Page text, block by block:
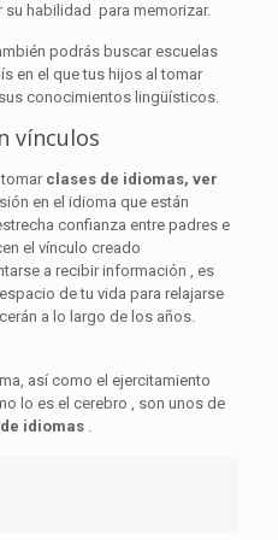
su habilidad para memorizar.
podrás buscar escuelas
en el que tus hijos al tomar
conocimientos lingüísticos.
vínculos
clases de idiomas, ver
en el idioma que están
confianza entre padres e
el vínculo creado
a recibir información , es
de tu vida para relajarse
a lo largo de los años.
así como el ejercitamiento
lo es el cerebro , son unos de
idiomas .